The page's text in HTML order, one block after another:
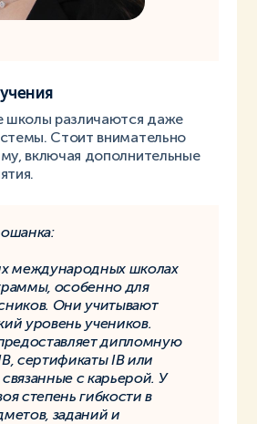
различаются даже
Стоит внимательно
включая дополнительные
международных школах
особенно для
Они учитывают
уровень учеников.
дипломную
сертификаты IB или
с карьерой. У
степень гибкости в
заданий и